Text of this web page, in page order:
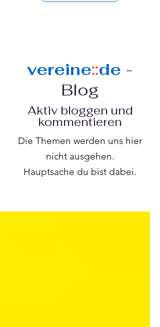
vereine::de -
Blog
Aktiv bloggen und
kommentieren
Die Themen werden uns hier
nicht ausgehen.
Hauptsache du bist dabei.